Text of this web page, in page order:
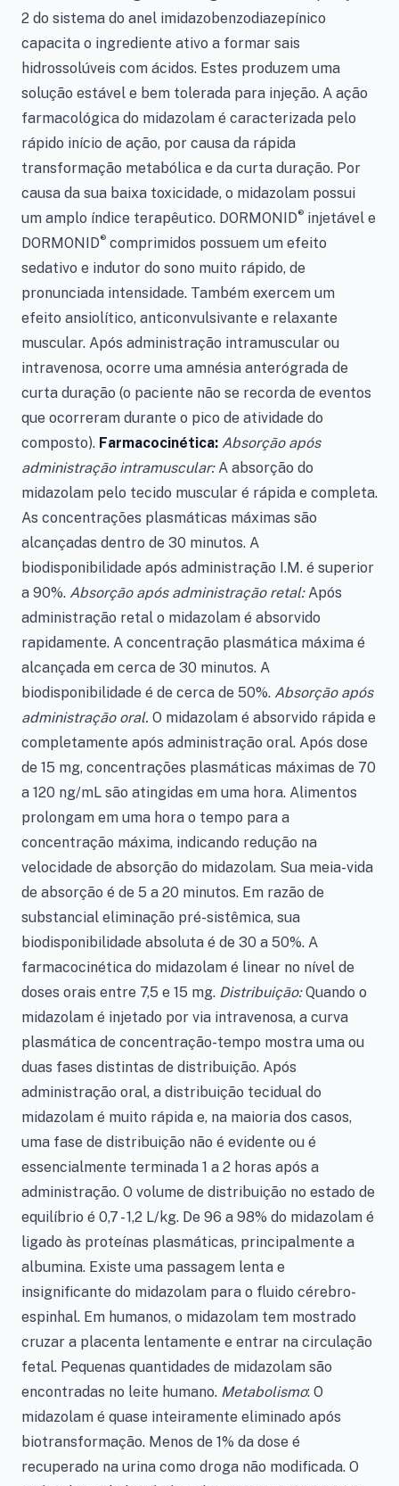
2 do sistema do anel imidazobenzodiazepínico
capacita o ingrediente ativo a formar sais
hidrossolúveis com ácidos. Estes produzem uma
solução estável e bem tolerada para injeção. A ação
farmacológica do midazolam é caracterizada pelo
rápido início de ação, por causa da rápida
transformação metabólica e da curta duração. Por
causa da sua baixa toxicidade, o midazolam possui
um amplo índice terapêutico. DORMONID® injetável e
DORMONID® comprimidos possuem um efeito
sedativo e indutor do sono muito rápido, de
pronunciada intensidade. Também exercem um
efeito ansiolítico, anticonvulsivante e relaxante
muscular. Após administração intramuscular ou
intravenosa, ocorre uma amnésia anterógrada de
curta duração (o paciente não se recorda de eventos
que ocorreram durante o pico de atividade do
composto). Farmacocinética: Absorção após
administração intramuscular:A absorção do
midazolam pelo tecido muscular é rápida e completa.
As concentrações plasmáticas máximas são
alcançadas dentro de 30 minutos. A
biodisponibilidade após administração I.M. é superior
a 90%. Absorção após administração retal:Após
administração retal o midazolam é absorvido
rapidamente. A concentração plasmática máxima é
alcançada em cerca de 30 minutos. A
biodisponibilidade é de cerca de 50%. Absorção após
administração oral. O midazolam é absorvido rápida e
completamente após administração oral. Após dose
de 15 mg, concentrações plasmáticas máximas de 70
a 120 ng/mL são atingidas em uma hora. Alimentos
prolongam em uma hora o tempo para a
concentração máxima, indicando redução na
velocidade de absorção do midazolam. Sua meia-vida
de absorção é de 5 a 20 minutos. Em razão de
substancial eliminação pré-sistêmica, sua
biodisponibilidade absoluta é de 30 a 50%. A
farmacocinética do midazolam é linear no nível de
doses orais entre 7,5 e 15 mg. Distribuição:Quando o
midazolam é injetado por via intravenosa, a curva
plasmática de concentração-tempo mostra uma ou
duas fases distintas de distribuição. Após
administração oral, a distribuição tecidual do
midazolam é muito rápida e, na maioria dos casos,
uma fase de distribuição não é evidente ou é
essencialmente terminada 1 a 2 horas após a
administração. O volume de distribuição no estado de
equilíbrio é 0,7 - 1,2 L/kg. De 96 a 98% do midazolam é
ligado às proteínas plasmáticas, principalmente a
albumina. Existe uma passagem lenta e
insignificante do midazolam para o fluido cérebro-
espinhal. Em humanos, o midazolam tem mostrado
cruzar a placenta lentamente e entrar na circulação
fetal. Pequenas quantidades de midazolam são
encontradas no leite humano. Metabolismo: O
midazolam é quase inteiramente eliminado após
biotransformação. Menos de 1% da dose é
recuperado na urina como droga não modificada. O